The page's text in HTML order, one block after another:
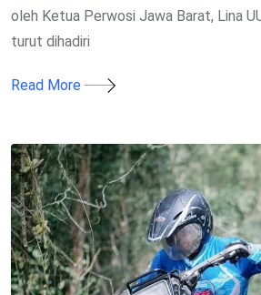
oleh Ketua Perwosi Jawa Barat, Lina
turut dihadiri
Read More